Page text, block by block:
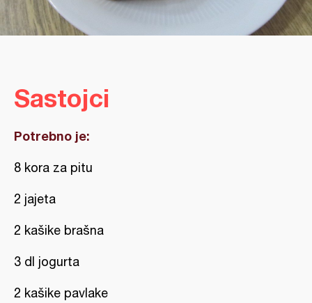
Sastojci
Potrebno je:
8 kora za pitu
2 jajeta
2 kašike brašna
3 dl jogurta
2 kašike pavlake